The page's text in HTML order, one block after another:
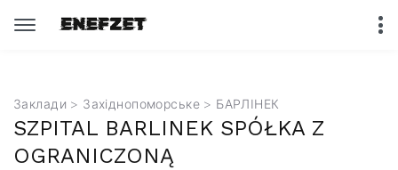
Заклади > Західнопоморське> БАРЛІНЕК
SZPITAL BARLINEK SPÓŁKA Z
OGRANICZONĄ